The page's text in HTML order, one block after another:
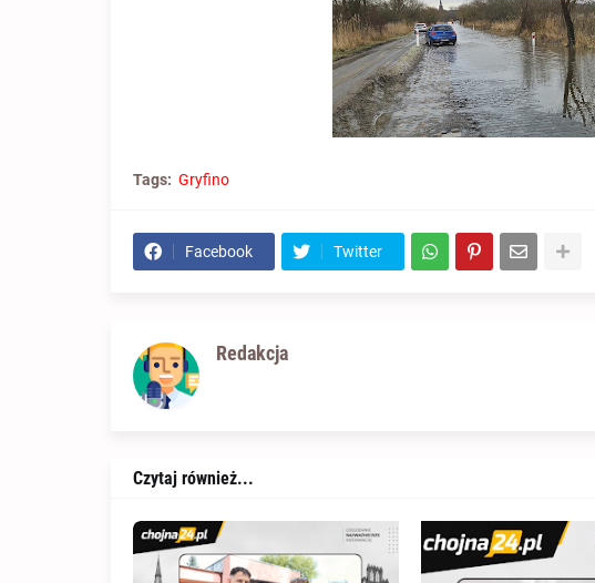
Tags: Gryfino
Facebook Twitter
Redakcja
Czytaj również...